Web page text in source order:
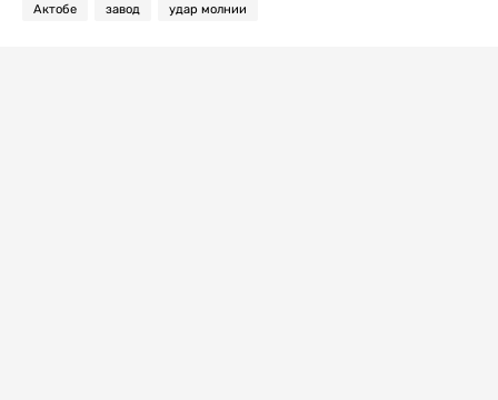
Актобе завод удар молнии